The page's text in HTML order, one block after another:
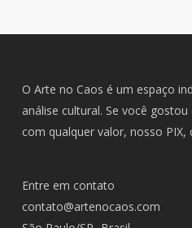
O Arte no Caos é um espaço
análise cultural. Se você
com qualquer valor, nosso PIX,
Entre em contato
contato@artenocaos.com